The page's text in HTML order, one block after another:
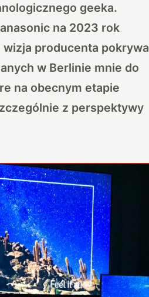
geeka.
na 2023 rok
wizja producenta pokrywa
w Berlinie mnie do
na obecnym etapie
z perspektywy